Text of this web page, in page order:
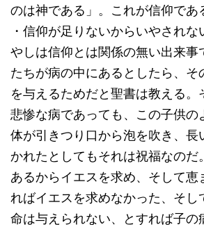
のは神である」。これが信仰であ
・信仰が足りないからいやされ
やしは信仰とは関係の無い出来事
たちが病の中にあるとしたら、そ
を与えるためだと聖書は教える。
悲惨な病であっても、この子供の
体が引きつり口から泡を吹き、長
かれたとしてもそれは祝福なのだ
あるからイエスを求め、そして恵
ればイエスを求めなかった、そし
命は与えられない、とすれば子の